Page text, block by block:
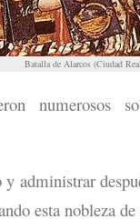
Batalla de Alarcos (Ciudad
numerosos
administrar
esta nobleza